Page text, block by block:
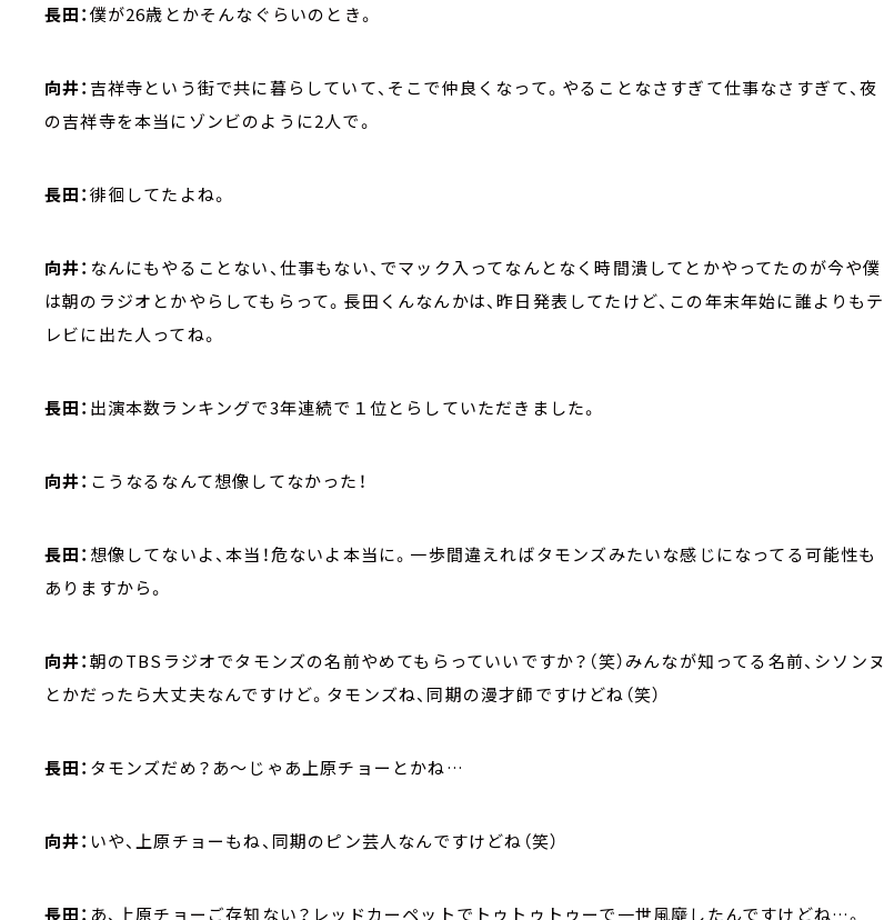
長田：僕が26歳とかそんなぐらいのとき。
向井： 吉祥寺という街で共に暮らしていて、そこで仲良くなって。やることなさすぎて仕事なさすぎて、夜
の吉祥寺を本当にゾンビのように2人で。
長田：徘徊してたよね。
向井： なんにもやることない、仕事もない、でマック入ってなんとなく時間潰してとかやってたのが今や僕
は朝のラジオとかやらしてもらって。長田くんなんかは、昨日発表してたけど、この年末年始に誰よりもテ
レビに出た人ってね。
長田： 出演本数ランキングで3年連続で１位とらしていただきました。
向井： こうなるなんて想像してなかった！
長田： 想像してないよ、本当！危ないよ本当に。一歩間違えればタモンズみたいな感じになってる可能性も
ありますから。
向井：朝のTBSラジオでタモンズの名前やめてもらっていいですか？（笑）みんなが知ってる名前、シソンヌ
とかだったら大丈夫なんですけど。タモンズね、同期の漫才師ですけどね（笑）
長田： タモンズだめ？あ～じゃあ上原チョーとかね…
向井： いや、上原チョーもね、同期のピン芸人なんですけどね（笑）
長田： あ、上原チョーご存知ない？レッドカーペットでトゥトゥトゥーで一世風靡したんですけどね…。